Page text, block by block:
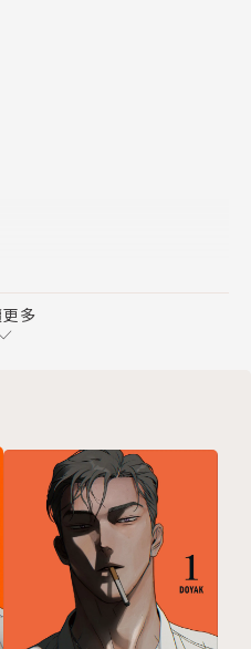
頒YOUNG JUMP漫畫
GRAND PRIX」的
作家。
》《東京喰種:re(01)》
東京喰種(14)完》
多